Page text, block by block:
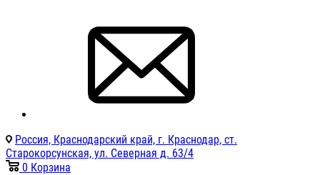
Россия, Краснодарский край, г. Краснодар, ст.
Старокорсунская, ул. Северная д. 63/4
0 Корзина